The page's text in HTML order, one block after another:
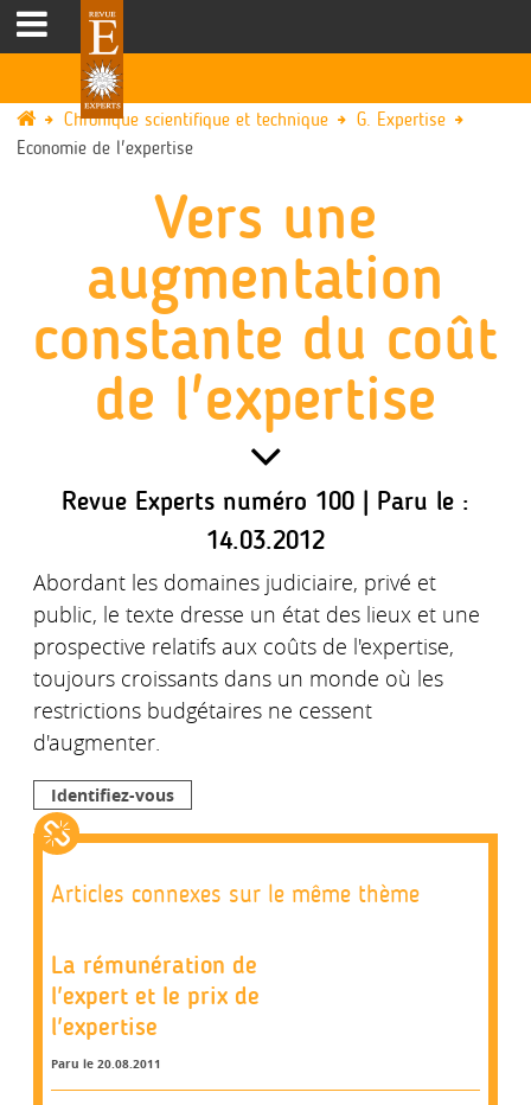
Chronique scientifique et technique
G. Expertise
Economie de l'expertise
Vers une
augmentation
constante du coût
de l'expertise
Revue Experts numéro 100 | Paru le :
14.03.2012
Abordant les domaines judiciaire, privé et
public, le texte dresse un état des lieux et une
prospective relatifs aux coûts de l'expertise,
toujours croissants dans un monde où les
restrictions budgétaires ne cessent
d'augmenter.
Identifiez-vous
Articles connexes sur le même thème
La rémunération de
l'expert et le prix de
l'expertise
Paru le 20.08.2011